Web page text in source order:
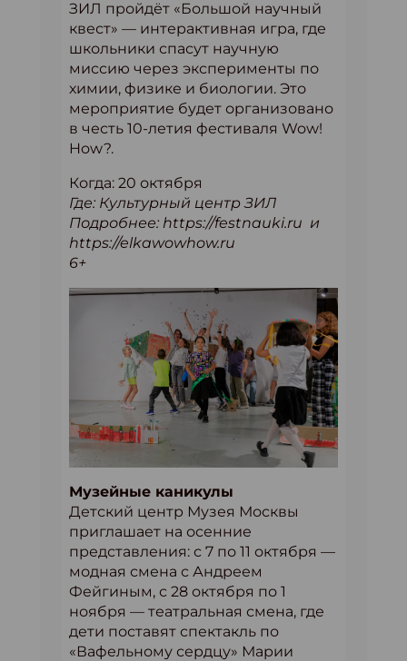
ЗИЛ пройдёт «Большой научный
квест» — интерактивная игра, где
школьники спасут научную
миссию через эксперименты по
химии, физике и биологии. Это
мероприятие будет организовано
в честь 10-летия фестиваля Wow!
How?.
Когда: 20 октября
Где: Культурный центр ЗИЛ
Подробнее: https://festnauki.ru и
https://elkawowhow.ru
6+
Музейные каникулы
Детский центр Музея Москвы
приглашает на осенние
представления: с 7 по 11 октября —
модная смена с Андреем
Фейгиным, с 28 октября по 1
ноября — театральная смена, где
дети поставят спектакль по
«Вафельному сердцу» Марии